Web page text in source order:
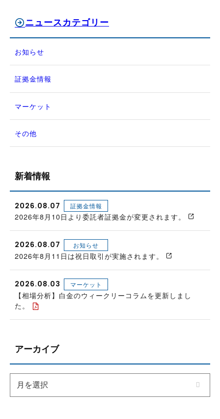
ニュースカテゴリー
お知らせ
証拠金情報
マーケット
その他
新着情報
2026.08.07 証拠金情報
2026年8月10日より委託者証拠金が変更されます。
2026.08.07 お知らせ
2026年8月11日は祝日取引が実施されます。
2026.08.03 マーケット
【相場分析】白金のウィークリーコラムを更新しまし
た。
アーカイブ